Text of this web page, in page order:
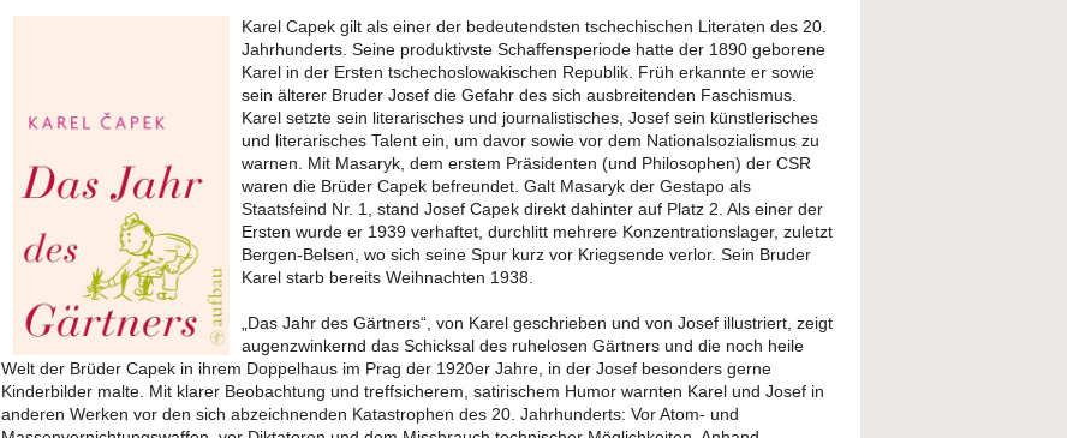
Karel Capek gilt als einer der bedeutendsten tschechischen Literaten des 20.
Jahrhunderts. Seine produktivste Schaffensperiode hatte der 1890 geborene
Karel in der Ersten tschechoslowakischen Republik. Früh erkannte er sowie
sein älterer Bruder Josef die Gefahr des sich ausbreitenden Faschismus.
Karel setzte sein literarisches und journalistisches, Josef sein künstlerisches
und literarisches Talent ein, um davor sowie vor dem Nationalsozialismus zu
warnen. Mit Masaryk, dem erstem Präsidenten (und Philosophen) der CSR
waren die Brüder Capek befreundet. Galt Masaryk der Gestapo als
Staatsfeind Nr. 1, stand Josef Capek direkt dahinter auf Platz 2. Als einer der
Ersten wurde er 1939 verhaftet, durchlitt mehrere Konzentrationslager, zuletzt
Bergen-Belsen, wo sich seine Spur kurz vor Kriegsende verlor. Sein Bruder
Karel starb bereits Weihnachten 1938.
„Das Jahr des Gärtners“, von Karel geschrieben und von Josef illustriert, zeigt
augenzwinkernd das Schicksal des ruhelosen Gärtners und die noch heile
Welt der Brüder Capek in ihrem Doppelhaus im Prag der 1920er Jahre, in der Josef besonders gerne
Kinderbilder malte. Mit klarer Beobachtung und treffsicherem, satirischem Humor warnten Karel und Josef in
anderen Werken vor den sich abzeichnenden Katastrophen des 20. Jahrhunderts: Vor Atom- und